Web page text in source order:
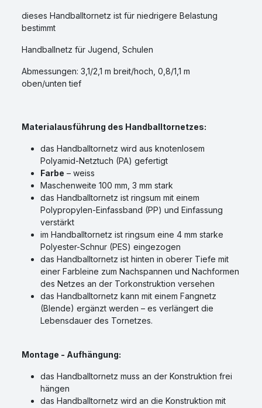
dieses Handballtornetz ist für niedrigere Belastung
bestimmt
Handballnetz für Jugend, Schulen
Abmessungen: 3,1/2,1 m breit/hoch, 0,8/1,1 m
oben/unten tief
Materialausführung des Handballtornetzes:
das Handballtornetz wird aus knotenlosem
Polyamid-Netztuch (PA) gefertigt
Farbe – weiss
Maschenweite 100 mm, 3 mm stark
das Handballtornetz ist ringsum mit einem
Polypropylen-Einfassband (PP) und Einfassung
verstärkt
im Handballtornetz ist ringsum eine 4 mm starke
Polyester-Schnur (PES) eingezogen
das Handballtornetz ist hinten in oberer Tiefe mit
einer Farbleine zum Nachspannen und Nachformen
des Netzes an der Torkonstruktion versehen
das Handballtornetz kann mit einem Fangnetz
(Blende) ergänzt werden – es verlängert die
Lebensdauer des Tornetzes.
Montage - Aufhängung:
das Handballtornetz muss an der Konstruktion frei
hängen
das Handballtornetz wird an die Konstruktion mit